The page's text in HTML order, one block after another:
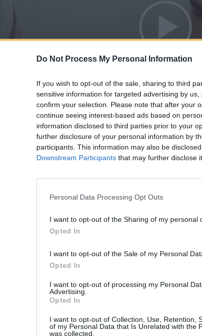
Do Not Process My Personal Information
If you wish to opt-out of the sale, sharing to third
sensitive information for targeted advertising by
confirm your selection. Please note that after your
continue seeing interest-based ads based on
information disclosed to third parties prior to your
further disclosure of your personal information by
participants. This information may also be
Downstream Participants that may further disclose
Personal Data Processing Opt Outs
I want to opt-out of the Sharing of my personal
Opted In
I want to opt-out of the Sale of my Personal
Opted In
I want to opt-out of processing my Personal
Advertising.
Opted In
I want to opt-out of Collection, Use, Retention,
of my Personal Data that Is Unrelated with the
was collected.
Λόγια του αέρα επ. 60